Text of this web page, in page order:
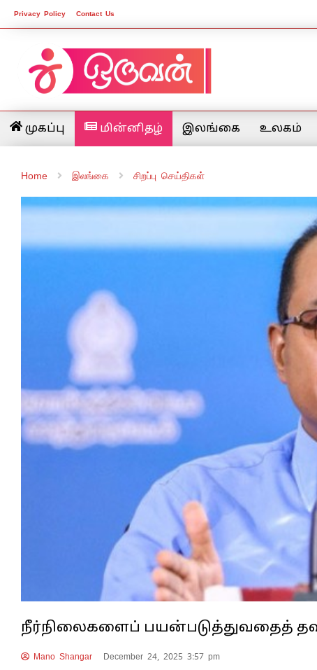
Privacy Policy Contact Us
முகப்பு மின்னிதழ் இலங்கை உலகம்
Home இலங்கை சிறப்பு செய்திகள்
நீர்நிலைகளைப் பயன்படுத்துவதைத்
Mano Shangar December 24, 2025 3:57 pm